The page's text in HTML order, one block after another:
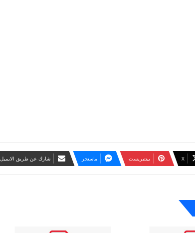
‫X بينتيريست ماسنجر شارك عن طريق الايميل